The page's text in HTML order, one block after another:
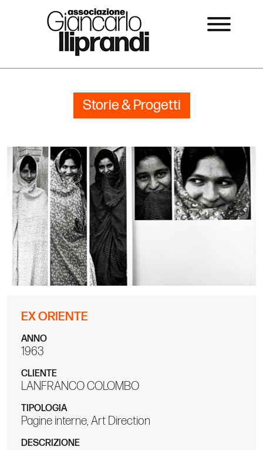
Storie & Progetti
EX ORIENTE
ANNO
1963
CLIENTE
LANFRANCO COLOMBO
TIPOLOGIA
Pagine interne, Art Direction
DESCRIZIONE